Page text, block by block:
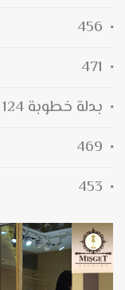
456
471
بدلة خطوبة 124
469
453